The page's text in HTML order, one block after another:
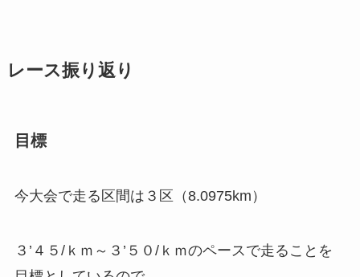
レース振り返り
目標
今大会で走る区間は３区（8.0975km）
３’４５/ｋｍ～３’５０/ｋｍのペース で走ることを